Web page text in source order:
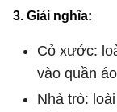
3. Giải nghĩa:
Cỏ xước:
vào quần áo
Nhà trò: